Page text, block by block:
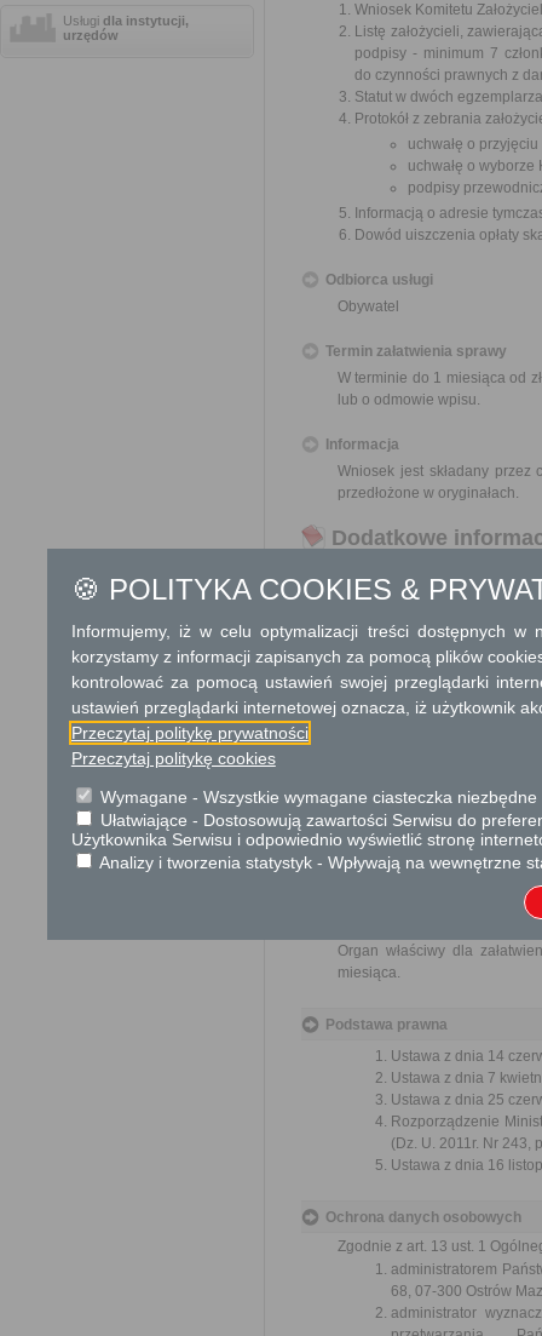
Usługi dla instytucji,
urzędów
Wniosek Komitetu
Listę założycieli,
podpisy - minimum 7
do czynności prawnych z
Statut w dwóch
Protokół z zebrania
uchwałę o przyjęciu
uchwałę o wyborze
podpisy
Informacją o adresie
Dowód uiszczenia opłaty
Odbiorca usługi
Obywatel
Termin załatwienia sprawy
W terminie do 1 miesiąca od
lub o odmowie wpisu.
Informacja
Wniosek jest składany przez
przedłożone w oryginałach.
Dodatkowe
Opłata
Tryb odwoławczy
Odwołanie wnosi się do
za pośrednictwem organu,
Skargi i wnioski
Przedmiotem skargi może
ich pracowników, naruszenie
Przedmiotem wniosku
Organ właściwy dla
miesiąca.
Podstawa prawna
Ustawa z dnia 14
Ustawa z dnia 7
Ustawa z dnia 25
Rozporządzenie
(Dz. U. 2011r. Nr 243,
Ustawa z dnia 16
Ochrona danych osobowych
Zgodnie z art. 13 ust. 1
administratorem
68, 07-300 Ostrów
administrator
🍪 POLITYKA COOKIES &
Informujemy, iż w celu optymalizacji treści dostępnych w
korzystamy z informacji zapisanych za pomocą plików
kontrolować za pomocą ustawień swojej przeglądarki
ustawień przeglądarki internetowej oznacza, iż użytkownik
Przeczytaj politykę prywatności
Przeczytaj politykę cookies
Wymagane - Wszystkie wymagane ciasteczka
Ułatwiające - Dostosowują zawartości Serwisu do
Użytkownika Serwisu i odpowiednio wyświetlić stronę
Analizy i tworzenia statystyk - Wpływają na wewnętrzne